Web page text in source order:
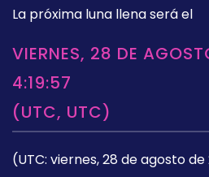
La próxima luna llena será el
VIERNES, 28 DE
4:19:57
(UTC, UTC)
(UTC: viernes, 28 de agosto de